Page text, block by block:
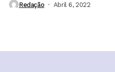
Redação Abril 6, 2022